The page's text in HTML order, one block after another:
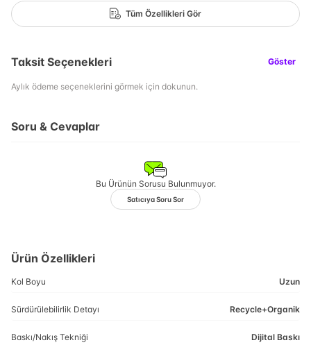
Tüm Özellikleri Gör
Taksit Seçenekleri Göster
Aylık ödeme seçeneklerini görmek için dokunun.
Soru & Cevaplar
Bu Ürünün Sorusu Bulunmuyor.
Satıcıya Soru Sor
Ürün Özellikleri
Kol Boyu Uzun
Sürdürülebilirlik Detayı Recycle+Organik
Baskı/Nakış Tekniği Dijital Baskı